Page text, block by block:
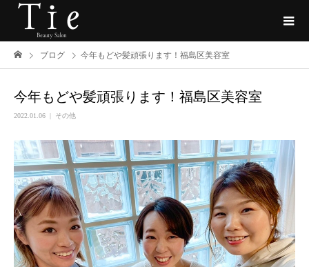
ブログ 今年もどや髪頑張ります！福島区美容室
今年もどや髪頑張ります！福島区美容室
2022.01.06 その他